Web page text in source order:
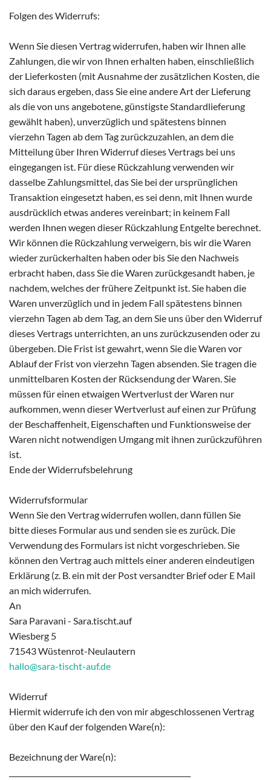
Folgen des Widerrufs:
Wenn Sie diesen Vertrag widerrufen, haben wir Ihnen alle
Zahlungen, die wir von Ihnen erhalten haben, einschließlich
der Lieferkosten (mit Ausnahme der zusätzlichen Kosten, die
sich daraus ergeben, dass Sie eine andere Art der Lieferung
als die von uns angebotene, günstigste Standardlieferung
gewählt haben), unverzüglich und spätestens binnen
vierzehn Tagen ab dem Tag zurückzuzahlen, an dem die
Mitteilung über Ihren Widerruf dieses Vertrags bei uns
eingegangen ist. Für diese Rückzahlung verwenden wir
dasselbe Zahlungsmittel, das Sie bei der ursprünglichen
Transaktion eingesetzt haben, es sei denn, mit Ihnen wurde
ausdrücklich etwas anderes vereinbart; in keinem Fall
werden Ihnen wegen dieser Rückzahlung Entgelte berechnet.
Wir können die Rückzahlung verweigern, bis wir die Waren
wieder zurückerhalten haben oder bis Sie den Nachweis
erbracht haben, dass Sie die Waren zurückgesandt haben, je
nachdem, welches der frühere Zeitpunkt ist. Sie haben die
Waren unverzüglich und in jedem Fall spätestens binnen
vierzehn Tagen ab dem Tag, an dem Sie uns über den Widerruf
dieses Vertrags unterrichten, an uns zurückzusenden oder zu
übergeben. Die Frist ist gewahrt, wenn Sie die Waren vor
Ablauf der Frist von vierzehn Tagen absenden. Sie tragen die
unmittelbaren Kosten der Rücksendung der Waren. Sie
müssen für einen etwaigen Wertverlust der Waren nur
aufkommen, wenn dieser Wertverlust auf einen zur Prüfung
der Beschaffenheit, Eigenschaften und Funktionsweise der
Waren nicht notwendigen Umgang mit ihnen zurückzuführen
ist.
Ende der Widerrufsbelehrung
Widerrufsformular
Wenn Sie den Vertrag widerrufen wollen, dann füllen Sie
bitte dieses Formular aus und senden sie es zurück. Die
Verwendung des Formulars ist nicht vorgeschrieben. Sie
können den Vertrag auch mittels einer anderen eindeutigen
Erklärung (z. B. ein mit der Post versandter Brief oder E Mail
an mich widerrufen.
An
Sara Paravani - Sara.tischt.auf
Wiesberg 5
71543 Wüstenrot-Neulautern
hallo@sara-tischt-auf.de
Widerruf
Hiermit widerrufe ich den von mir abgeschlossenen Vertrag
über den Kauf der folgenden Ware(n):
Bezeichnung der Ware(n):